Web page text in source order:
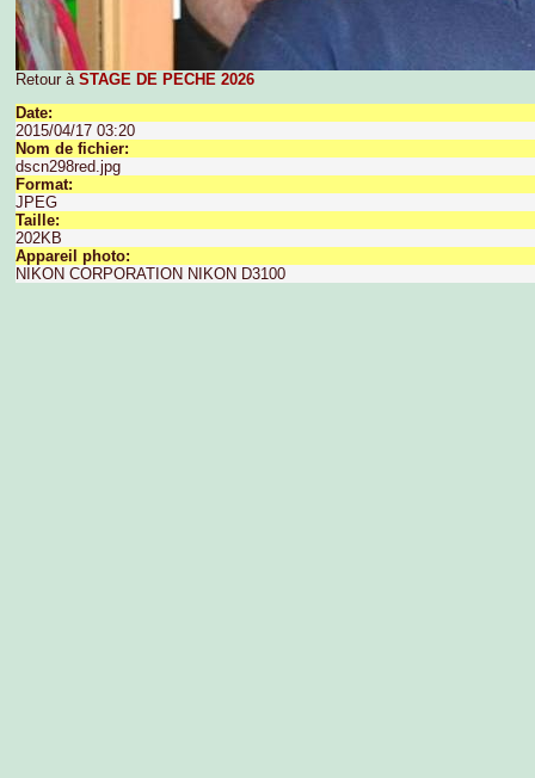
Retour à STAGE DE PECHE 2026
Date:
2015/04/17 03:20
Nom de fichier:
dscn298red.jpg
Format:
JPEG
Taille:
202KB
Appareil photo:
NIKON CORPORATION NIKON D3100